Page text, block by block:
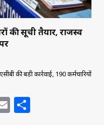
की सूची तैयार, राजस्व
की बड़ी कार्रवाई, 190 कर्मचारियों
E